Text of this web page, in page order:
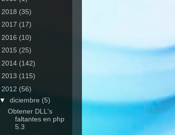
2018 (35)
2017 (17)
2016 (10)
2015 (25)
2014 (142)
2013 (115)
2012 (56)
▼ diciembre (5)
Obtener DLL's
faltantes en php
5.3